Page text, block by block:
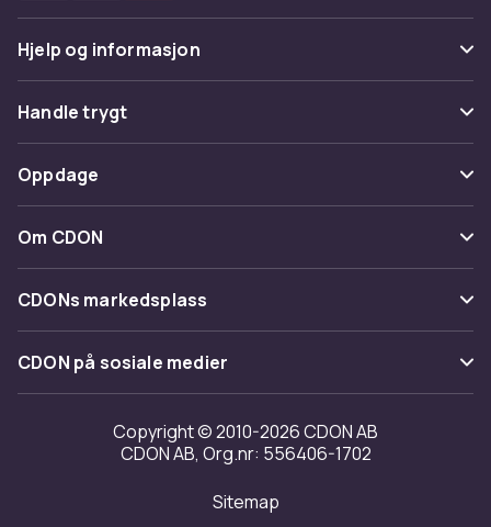
Hjelp og informasjon
Vanlige spørsmål
Spor pakke
Angre & returner her
Kontakt oss
Handle trygt
Betaling
Levering
Tilbakekallinger
Oppdage
Kategorier
Varemerker
Om CDON
Om oss
Kundeanmeldelser
Jobbe på CDON
Investor relations
Tilgjengelighet
CDONs markedsplass
Merchant Help Center
CDON på sosiale medier
Copyright © 2010-2026 CDON AB
CDON AB, Org.nr: 556406-1702
Sitemap